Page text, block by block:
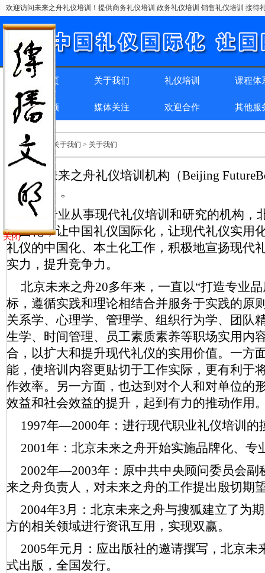
欢迎访问未来之舟礼仪培训！提供商务礼仪培训 政务礼仪培训 销售礼仪培训 接
网站首页 关于我们 礼仪培训 课程体
精彩回顾 媒体关注 欢迎合作 其他服
位置：首页 > 关于我们 > 关于我们
北京未来之舟礼仪培训机构（Beijing
Institute）。
作为专业从事现代礼仪培训和研究的机构，
中国化，让中国礼仪国际化，让现代礼仪实用
礼仪的中国化、本土化工作，积极地宣扬现代
实力，提升竞争力。
北京未来之舟20多年来，一直以“打造专业
标，遵循实践和理论相结合并服务于实践的原
关系学、心理学、管理学、组织行为学、团队
生学、时间管理、员工素质素养等职场实用内
合，以扩大和提升现代礼仪的实用价值。一方
能，使培训内容更贴切于工作实际，更有利于
作效率。另一方面，也达到对个人和对单位的
效益和社会效益的提升，起到有力的推动作用
1997年—2000年：进行现代职业礼仪培训的
2001年：北京未来之舟开始实施品牌化、专
2002年—2003年：原中共中央顾问委员会副
来之舟负责人，对未来之舟的工作提出殷切期
2004年3月：北京未来之舟与搜狐建立了为
方的相关领域进行资讯互用，实现双赢。
2005年元月：应出版社的邀请撰写，北京
式出版，全国发行。
关闭